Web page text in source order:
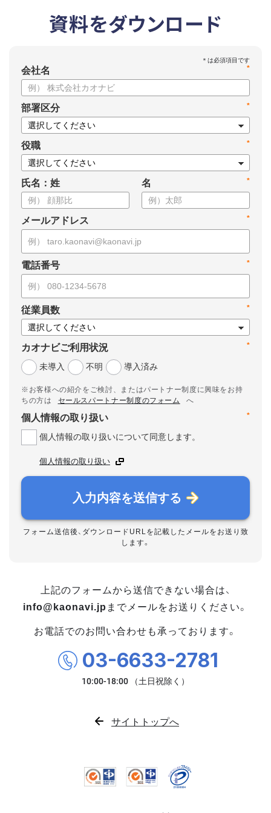
資料をダウンロード
*
会社名
*
部署区分
*
役職
氏名：姓 *
名
*
メールアドレス
*
電話番号
*
従業員数
*
カオナビご利用状況
未導入
不明 導入済み
※お客様への紹介をご検討、またはパートナー制度に興味をお持
ちの方は
セールスパートナー制度のフォーム
へ
*
個人情報の取り扱い
個人情報の取り扱いについて同意します。
個人情報の取り扱い
入力内容を送信する
フォーム送信後、ダウンロードURLを記載したメールをお送り致
します。
上記のフォームから送信できない場合は、
info@kaonavi.jp までメールをお送りください。
お電話でのお問い合わせも承っております。
03-6633-2781
サイトトップへ